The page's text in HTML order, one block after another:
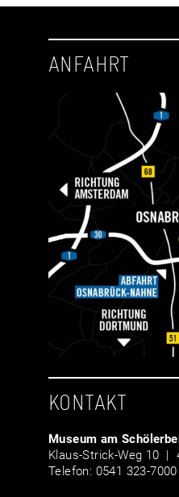
ANFAHRT
KONTAKT
Museum am
Klaus-Strick-Weg 10 |
Telefon: 0541 323-7000